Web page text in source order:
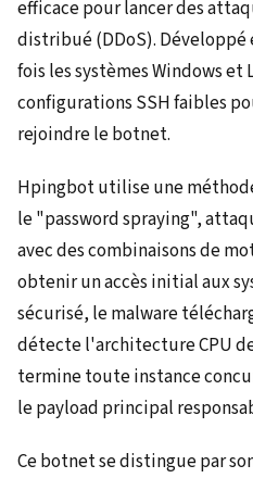
efficace pour lancer des
distribué (DDoS). Développé
fois les systèmes Windows
configurations SSH faibles
rejoindre le botnet.
Hpingbot utilise une
le "password spraying",
avec des combinaisons de
obtenir un accès initial aux
sécurisé, le malware
détecte l'architecture CPU
termine toute instance
le payload principal
Ce botnet se distingue par